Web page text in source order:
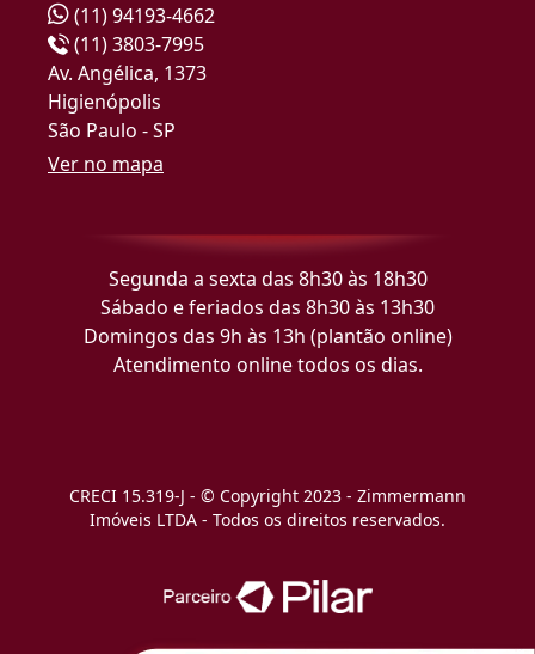
(11) 94193-4662
(11) 3803-7995
Av. Angélica, 1373
Higienópolis
São Paulo - SP
Ver no mapa
Segunda a sexta das 8h30 às 18h30
Sábado e feriados das 8h30 às 13h30
Domingos das 9h às 13h (plantão online)
Atendimento online todos os dias.
CRECI 15.319-J - © Copyright 2023 - Zimmermann
Imóveis LTDA - Todos os direitos reservados.